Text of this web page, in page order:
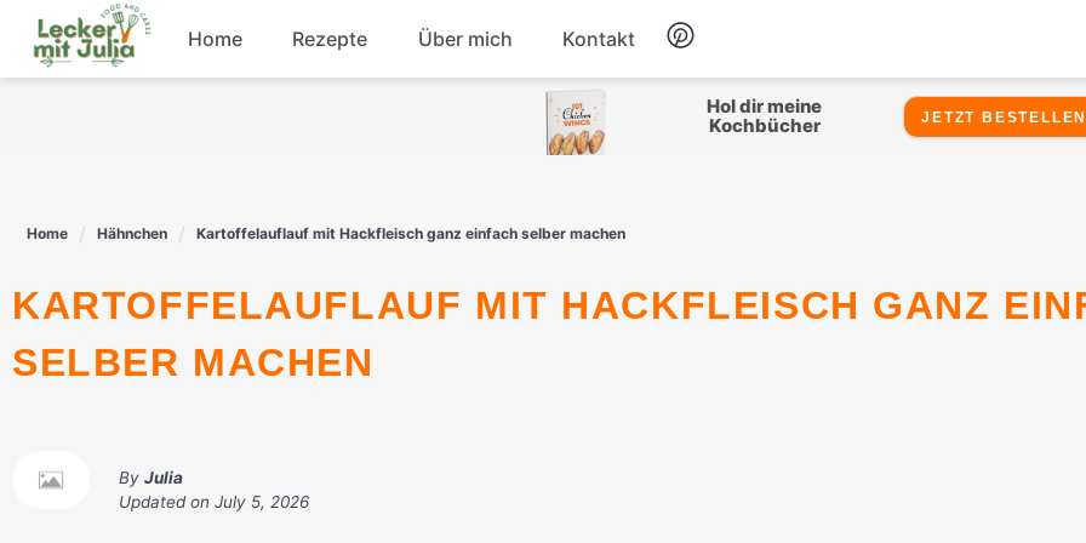
Skip
content
Home Rezepte
Hähnchen
Rindfleisch Suppen
Dessert Snacks
Über mich Kontakt
Hol dir meine
Kochbücher
JETZT
Home Hähnchen Kartoffelauflauf mit Hackfleisch ganz einfach selber machen
KARTOFFELAUFLAUF MIT HACKFLEISCH GANZ EINFACH
SELBER MACHEN
By Julia
Updated on July 5, 2026